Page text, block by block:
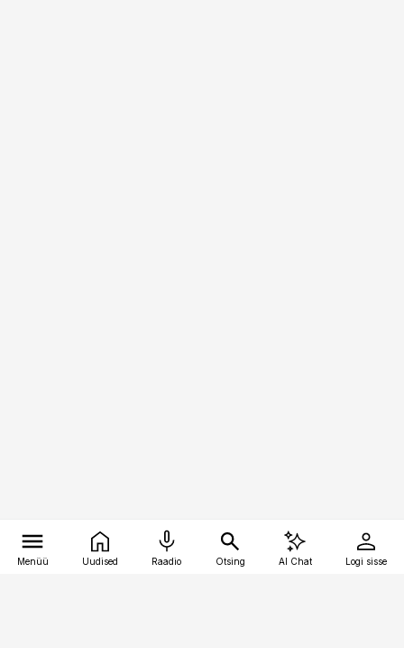
Menüü Uudised Raadio Otsing AI Chat Logi sisse